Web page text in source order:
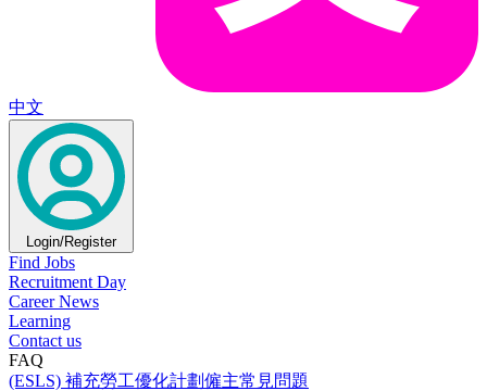
中文
Login/Register
Find Jobs
Recruitment Day
Career News
Learning
Contact us
FAQ
(ESLS) 補充勞工優化計劃僱主常見問題